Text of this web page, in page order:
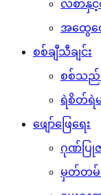
လစာနှ
အထွေ
စစ်ချီသီချင်း
စစ်သည်ရ
ရဲစိတ်ရဲမ
ဖျော်ဖြေရေး
ဂုဏ်ပြုဇ
မှတ်တမ်း